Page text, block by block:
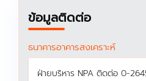
ข้อมูลติดต่อ
ธนาคารอาคารสงเคราะห์
ฝ่ายบริหาร NPA ติดต่อ 0-